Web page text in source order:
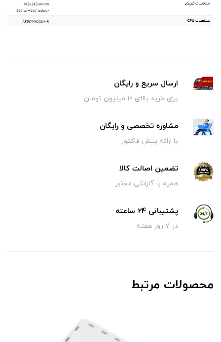
ارسال سریع و رایگان
برای خرید بالای 10 میلیون تومان
مشاوره تخصصی و رایگان
با ارائه پیش فاکتور
تضمین اصالت کالا
همراه با گارانتی معتبر
پشتیبانی 24 ساعته
در 7 روز هفته
محصولات مرتبط